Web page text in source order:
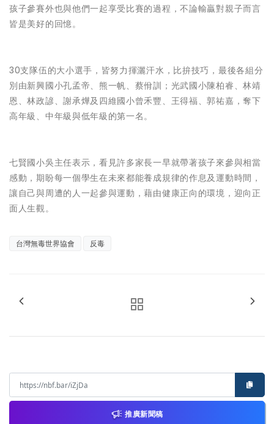
孩子參賽外也與他們一起享受比賽的過程，不論輸贏對親子而言
皆是美好的回憶。
30支隊伍的大小選手，皆努力揮灑汗水，比拚技巧，最後各組分
別由新興國小孔孟帝、熊一帆、蔡佾訓；光武國小陳柏睿、林靖
恩、林政諺、謝承燁及四維國小曾禾豐、王得福、郭祐嘉，奪下
高年級、中年級與低年級的第一名。
七賢國小吳主任表示，看見許多家長一早就帶著孩子來參與相當
感動，期盼每一個學生在未來都能養成規律的作息及運動時間，
讓自己與周遭的人一起參與運動，藉由健康正向的環境，迎向正
面人生觀。
台灣無毒世界協會 反毒
推廣新聞稿